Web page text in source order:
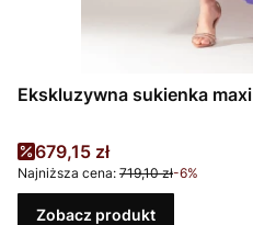
Ekskluzywna sukienka maxi
Cena promocyjna
679,15 zł
Najniższa cena: 719,10 zł-6%
Zobacz produkt